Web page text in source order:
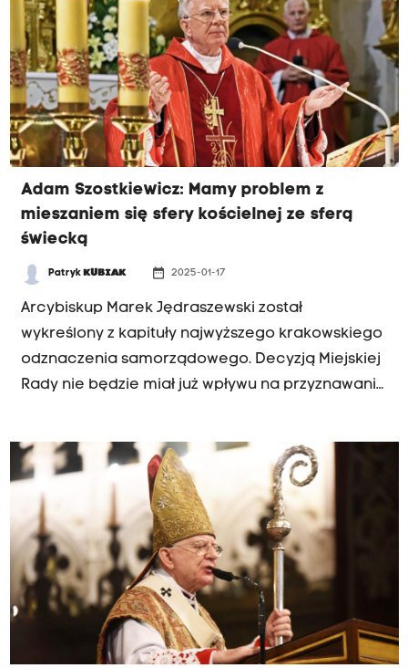
Adam Szostkiewicz: Mamy problem z
mieszaniem się sfery kościelnej ze sferą
świecką
Patryk KUBIAK date_range 2025-01-17
Arcybiskup Marek Jędraszewski został
wykreślony z kapituły najwyższego krakowskiego
odznaczenia samorządowego. Decyzją Miejskiej
Rady nie będzie miał już wpływu na przyznawanie
Rozmawiamy o tym z Adamem Szostkiewiczem,
dziennikarzem, publicystą tygodnika "Polityka".